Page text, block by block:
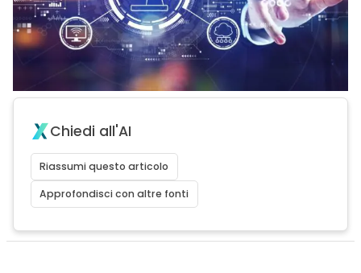
Chiedi all'AI
Riassumi questo articolo
Approfondisci con altre fonti